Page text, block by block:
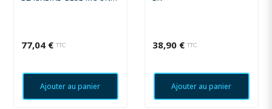
77,04 € TTC
Ajouter au panier
38,90 € TTC
Ajouter au panier